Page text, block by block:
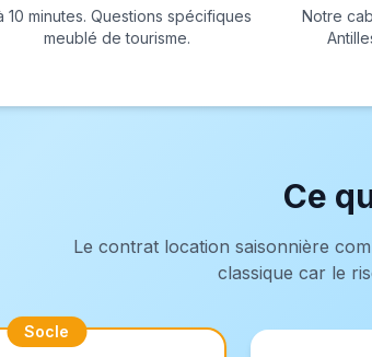
10 minutes. Questions spécifiques
meublé de tourisme.
Notre
Ce
Le contrat location saisonnière
classique car le
Socle